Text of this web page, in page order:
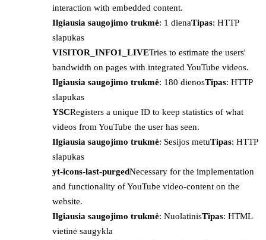
interaction with embedded content.
Ilgiausia saugojimo trukmė: 1 dienaTipas: HTTP
slapukas
VISITOR_INFO1_LIVETries to estimate the users'
bandwidth on pages with integrated YouTube videos.
Ilgiausia saugojimo trukmė: 180 dienosTipas: HTTP
slapukas
YSCRegisters a unique ID to keep statistics of what
videos from YouTube the user has seen.
Ilgiausia saugojimo trukmė: Sesijos metuTipas: HTTP
slapukas
yt-icons-last-purgedNecessary for the implementation
and functionality of YouTube video-content on the
website.
Ilgiausia saugojimo trukmė: NuolatinisTipas: HTML
vietinė saugykla